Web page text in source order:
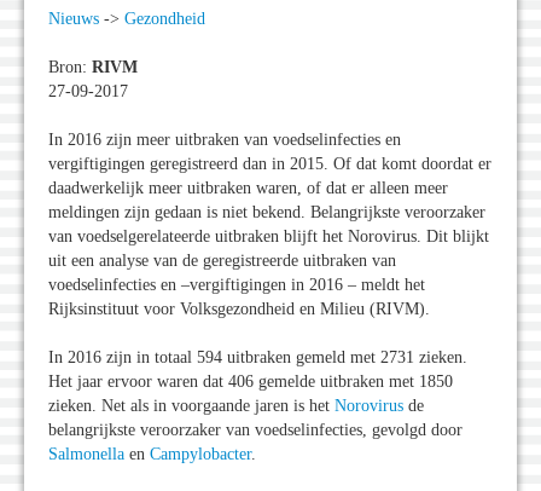
Nieuws -> Gezondheid
Bron: RIVM
27-09-2017
In 2016 zijn meer uitbraken van voedselinfecties en
vergiftigingen geregistreerd dan in 2015. Of dat komt doordat er
daadwerkelijk meer uitbraken waren, of dat er alleen meer
meldingen zijn gedaan is niet bekend. Belangrijkste veroorzaker
van voedselgerelateerde uitbraken blijft het Norovirus. Dit blijkt
uit een analyse van de geregistreerde uitbraken van
voedselinfecties en –vergiftigingen in 2016 – meldt het
Rijksinstituut voor Volksgezondheid en Milieu (RIVM).
In 2016 zijn in totaal 594 uitbraken gemeld met 2731 zieken.
Het jaar ervoor waren dat 406 gemelde uitbraken met 1850
zieken. Net als in voorgaande jaren is het Norovirus de
belangrijkste veroorzaker van voedselinfecties, gevolgd door
Salmonella en Campylobacter.